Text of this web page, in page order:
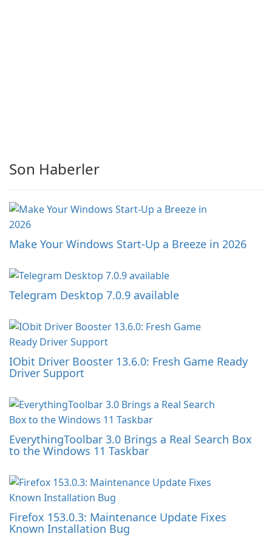
Son Haberler
Make Your Windows Start-Up a Breeze in 2026
Telegram Desktop 7.0.9 available
IObit Driver Booster 13.6.0: Fresh Game Ready
Driver Support
EverythingToolbar 3.0 Brings a Real Search Box
to the Windows 11 Taskbar
Firefox 153.0.3: Maintenance Update Fixes
Known Installation Bug